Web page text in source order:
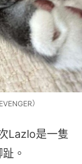
）
Lazlo是一隻
。